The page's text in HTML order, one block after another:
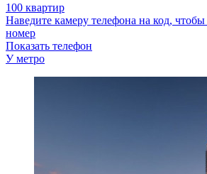
100 квартир
Наведите камеру телефона на код,
номер
Показать телефон
У метро